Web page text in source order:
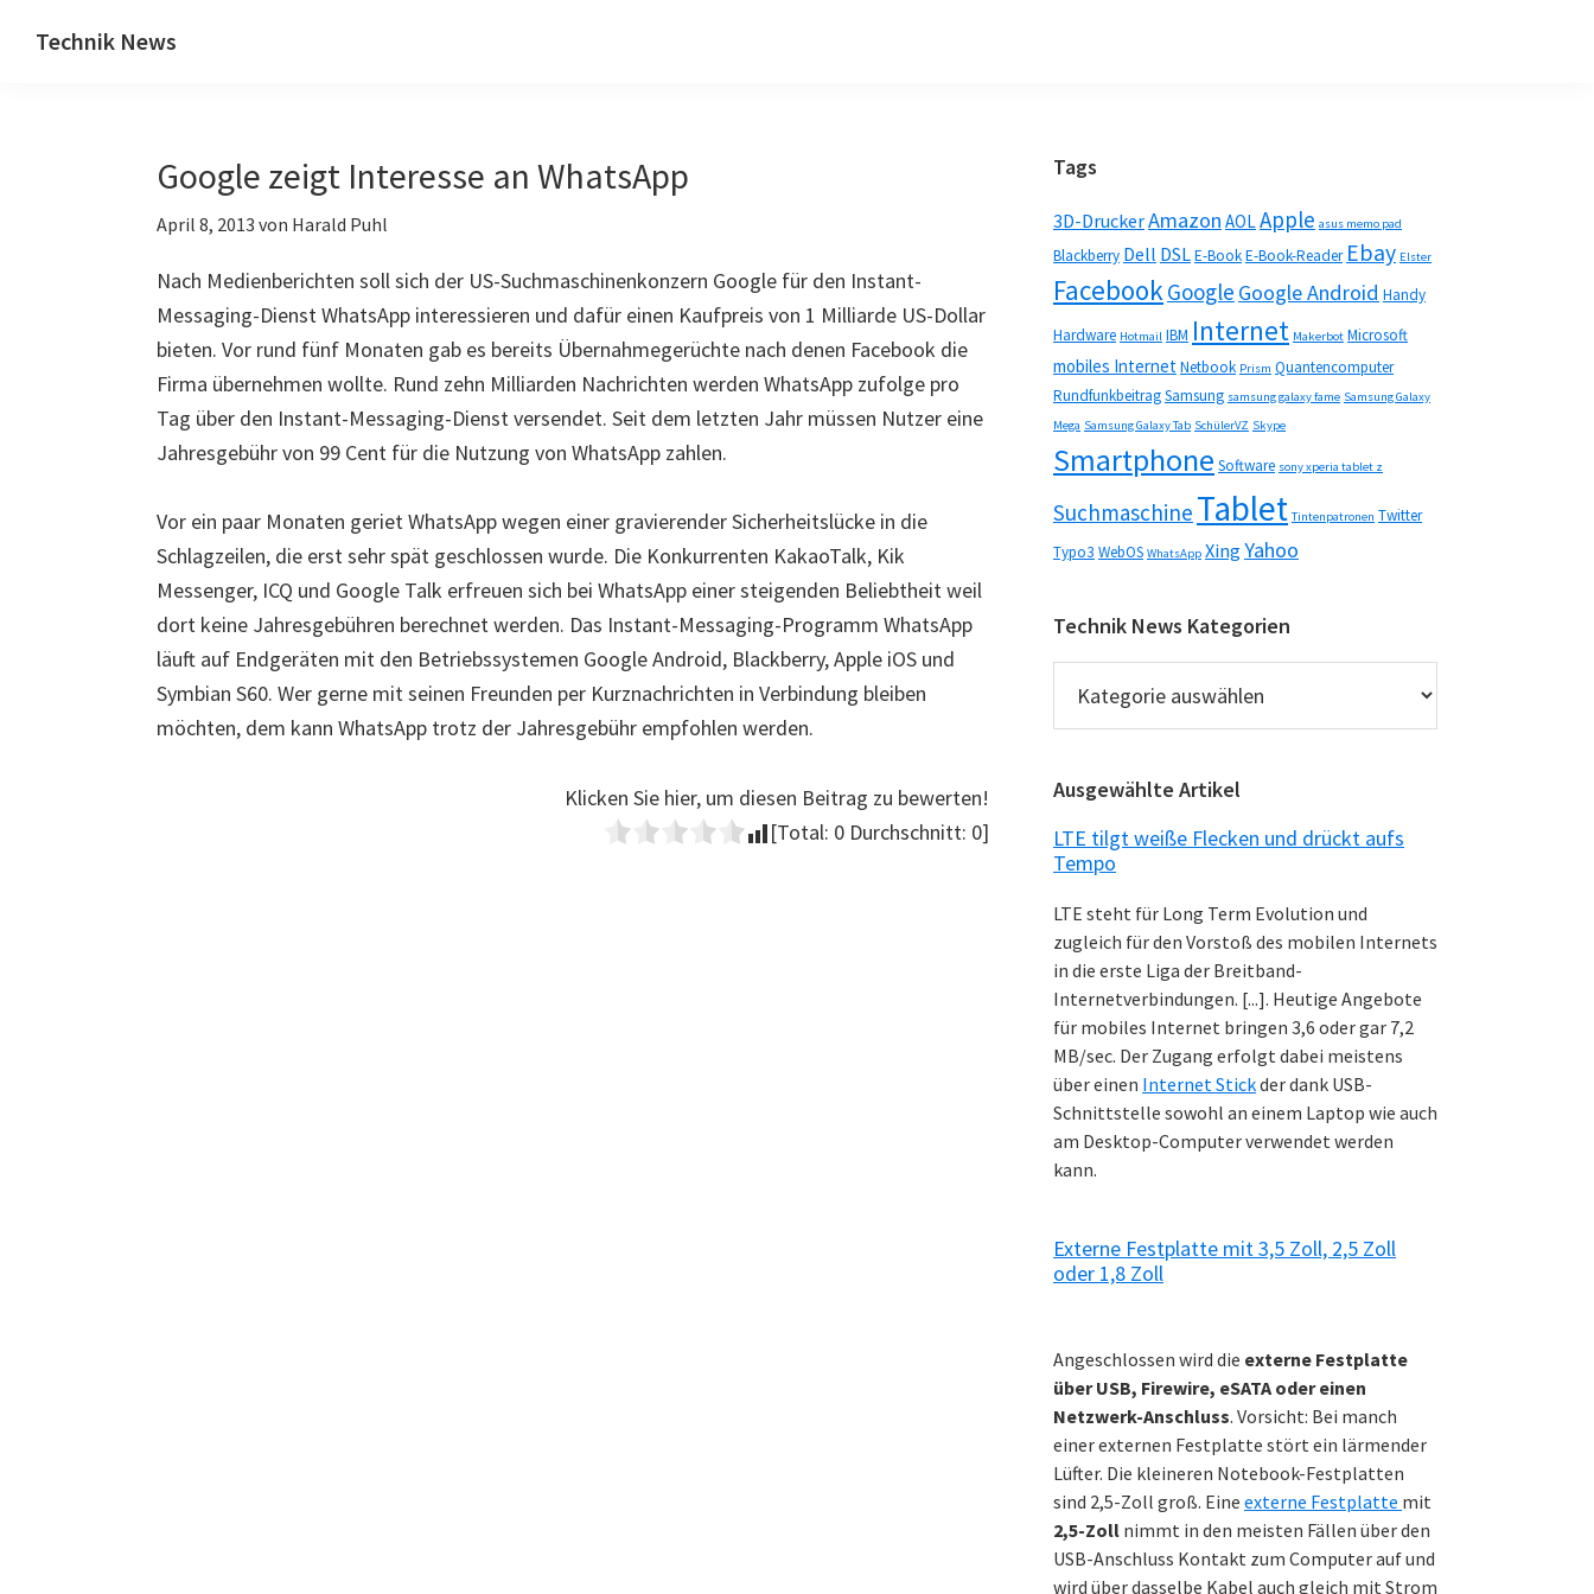
Inhalt
Seitenspalte
Technik News
Google zeigt Interesse an WhatsApp
April 8, 2013 von Harald Puhl
Nach Medienberichten soll sich der US-Suchmaschinenkonzern Google für den Instant-
Messaging-Dienst WhatsApp interessieren und dafür einen Kaufpreis von 1 Milliarde US-Dollar
bieten. Vor rund fünf Monaten gab es bereits Übernahmegerüchte nach denen Facebook die
Firma übernehmen wollte. Rund zehn Milliarden Nachrichten werden WhatsApp zufolge pro
Tag über den Instant-Messaging-Dienst versendet. Seit dem letzten Jahr müssen Nutzer eine
Jahresgebühr von 99 Cent für die Nutzung von WhatsApp zahlen.
Vor ein paar Monaten geriet WhatsApp wegen einer gravierender Sicherheitslücke in die
Schlagzeilen, die erst sehr spät geschlossen wurde. Die Konkurrenten KakaoTalk, Kik
Messenger, ICQ und Google Talk erfreuen sich bei WhatsApp einer steigenden Beliebtheit weil
dort keine Jahresgebühren berechnet werden. Das Instant-Messaging-Programm WhatsApp
läuft auf Endgeräten mit den Betriebssystemen Google Android, Blackberry, Apple iOS und
Symbian S60. Wer gerne mit seinen Freunden per Kurznachrichten in Verbindung bleiben
möchten, dem kann WhatsApp trotz der Jahresgebühr empfohlen werden.
Klicken Sie hier, um diesen Beitrag zu bewerten!
[Total: 0 Durchschnitt: 0]
Seitenspalte
Tags
3D-DruckerAmazon AOLApple asus memo pad
Blackberry Dell DSLE-BookE-Book-Reader Ebay Elster
FacebookGoogle Google Android Handy
Hardware Hotmail IBM Internet Makerbot Microsoft
mobiles InternetNetbook Prism Quantencomputer
RundfunkbeitragSamsung samsung galaxy fame Samsung Galaxy
Mega Samsung Galaxy Tab SchülerVZ Skype
Smartphone Software sony xperia tablet z
Suchmaschine Tablet Tintenpatronen Twitter
Typo3 WebOS WhatsApp XingYahoo
Technik News Kategorien
News
Kategorien
Ausgewählte Artikel
LTE tilgt weiße Flecken und drückt aufs
Tempo
LTE steht für Long Term Evolution und
zugleich für den Vorstoß des mobilen Internets
in die erste Liga der Breitband-
Internetverbindungen. [...]. Heutige Angebote
für mobiles Internet bringen 3,6 oder gar 7,2
MB/sec. Der Zugang erfolgt dabei meistens
über einen Internet Stickder dank USB-
Schnittstelle sowohl an einem Laptop wie auch
am Desktop-Computer verwendet werden
kann.
Externe Festplatte mit 3,5 Zoll, 2,5 Zoll
oder 1,8 Zoll
Angeschlossen wird die externe Festplatte
über USB, Firewire, eSATA oder einen
Netzwerk-Anschluss. Vorsicht: Bei manch
einer externen Festplatte stört ein lärmender
Lüfter. Die kleineren Notebook-Festplatten
sind 2,5-Zoll groß. Eine externe Festplatte mit
2,5-Zoll nimmt in den meisten Fällen über den
USB-Anschluss Kontakt zum Computer auf und
wird über dasselbe Kabel auch gleich mit Strom